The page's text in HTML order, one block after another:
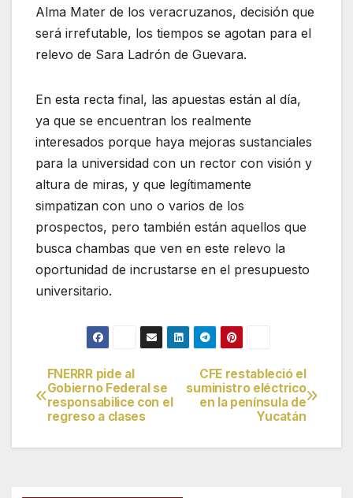
Alma Mater de los veracruzanos, decisión que
será irrefutable, los tiempos se agotan para el
relevo de Sara Ladrón de Guevara.
En esta recta final, las apuestas están al día,
ya que se encuentran los realmente
interesados porque haya mejoras sustanciales
para la universidad con un rector con visión y
altura de miras, y que legítimamente
simpatizan con uno o varios de los
prospectos, pero también están aquellos que
busca chambas que ven en este relevo la
oportunidad de incrustarse en el presupuesto
universitario.
Navegación
de
entradas
CFE restableció el
suministro eléctrico
en la península de
Yucatán
FNERRR pide al
Gobierno Federal se
responsabilice con el
regreso a clases